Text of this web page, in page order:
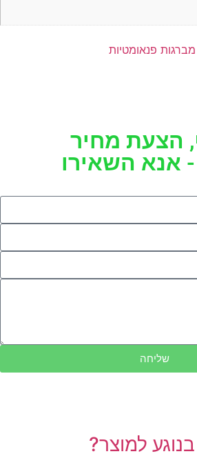
מברגות פנאומטיות
הצעת מחיר
- אנא השאירו
שליחה
למוצר?